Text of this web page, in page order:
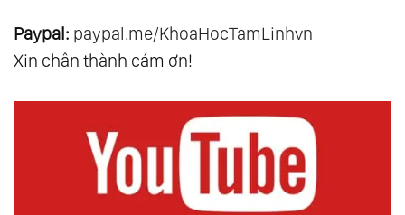
Paypal: paypal.me/KhoaHocTamLinhvn
Xin chân thành cám ơn!